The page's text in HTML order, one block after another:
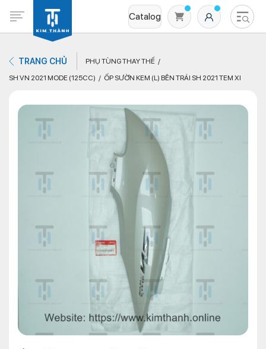
Catalog
Không có sản phẩm nào trong giỏ hàng
TRANG CHỦ
PHỤ TÙNG THAY THẾ
SH VN 2021 MODE (125CC)
ỐP SƯỜN KEM (L) BÊN TRÁI SH 2021 TEM XI